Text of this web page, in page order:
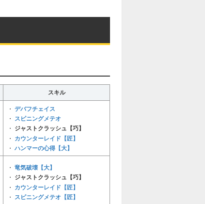
スキル
・ デバフチェイス
・ スピニングメテオ
・ ジャストクラッシュ【巧】
・ カウンターレイド【匠】
・ ハンマーの心得【大】
・ 竜気破壊【大】
・ ジャストクラッシュ【巧】
・ カウンターレイド【匠】
・ スピニングメテオ【匠】